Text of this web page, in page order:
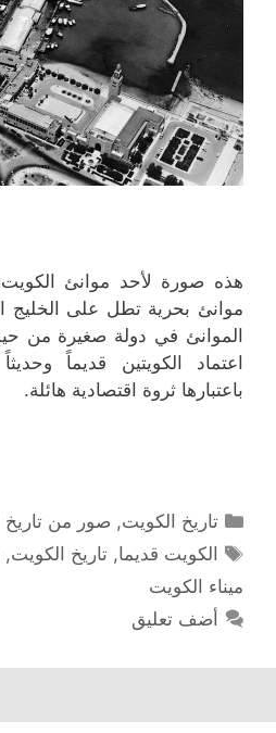
موانئ بحرية تطل على الخليج
الموانئ في دولة صغيرة من
اعتماد الكويتين قديماً
باعتبارها ثروة اقتصادية هائلة.
التصنيفات
تاريخ الكويت, صور من تاريخ
الوسوم
الكويت قديما,تاريخ الكويت,
ميناء الكويت
أضف تعليق